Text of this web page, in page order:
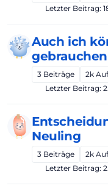
Letzter Beitrag:
Auch ich
gebrauchen
3 Beiträge 2k
Letzter Beitrag:
Neuling
3 Beiträge 2k
Letzter Beitrag: